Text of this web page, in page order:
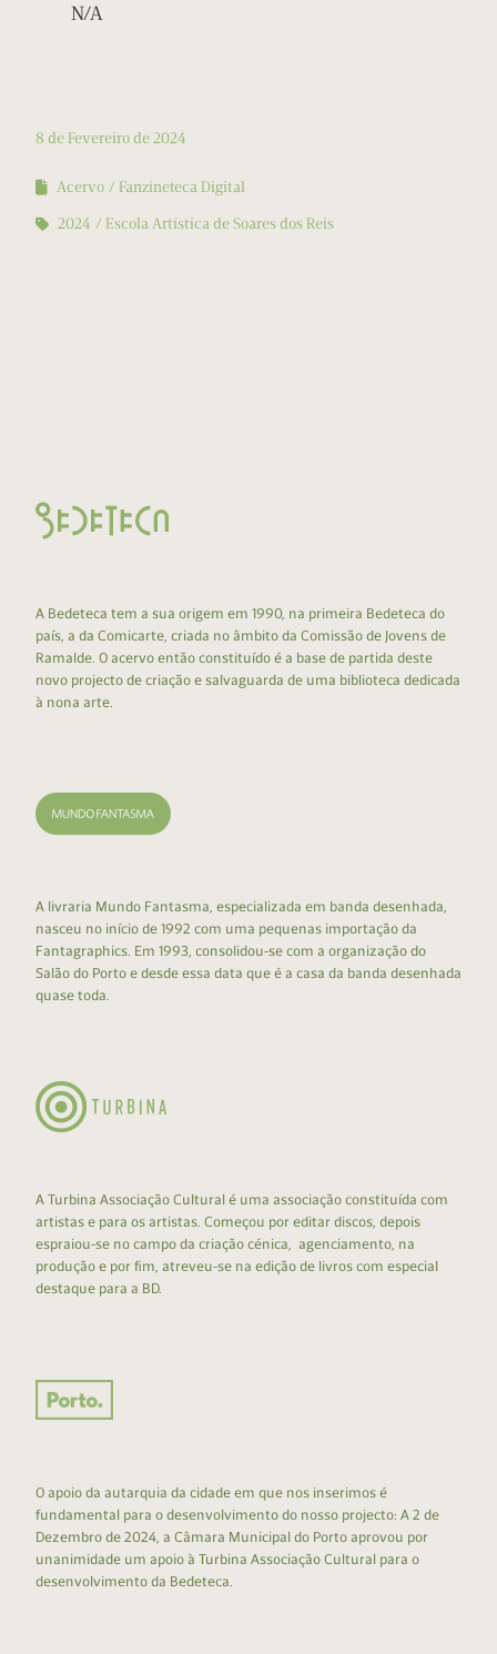
N/A
8 de Fevereiro de 2024
Acervo
Fanzineteca Digital
2024
Escola Artística de Soares dos Reis
A Bedeteca tem a sua origem em 1990, na primeira Bedeteca do
país, a da Comicarte, criada no âmbito da Comissão de Jovens de
Ramalde. O acervo então constituído é a base de partida deste
novo projecto de criação e salvaguarda de uma biblioteca dedicada
à nona arte.
A livraria Mundo Fantasma, especializada em banda desenhada,
nasceu no início de 1992 com uma pequenas importação da
Fantagraphics. Em 1993, consolidou-se com a organização do
Salão do Porto e desde essa data que é a casa da banda desenhada
quase toda.
A Turbina Associação Cultural é uma associação constituída com
artistas e para os artistas. Começou por editar discos, depois
espraiou-se no campo da criação cénica, agenciamento, na
produção e por fim, atreveu-se na edição de livros com especial
destaque para a BD.
O apoio da autarquia da cidade em que nos inserimos é
fundamental para o desenvolvimento do nosso projecto: A 2 de
Dezembro de 2024, a Câmara Municipal do Porto aprovou por
unanimidade um apoio à Turbina Associação Cultural para o
desenvolvimento da Bedeteca.